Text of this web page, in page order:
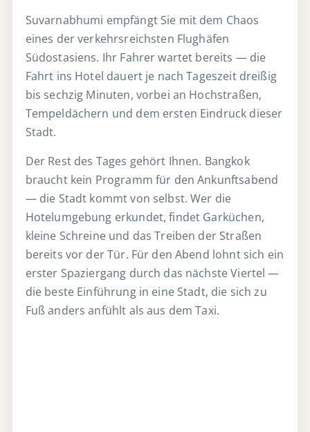
Suvarnabhumi empfängt Sie mit dem Chaos
eines der verkehrsreichsten Flughäfen
Südostasiens. Ihr Fahrer wartet bereits — die
Fahrt ins Hotel dauert je nach Tageszeit dreißig
bis sechzig Minuten, vorbei an Hochstraßen,
Tempeldächern und dem ersten Eindruck dieser
Stadt.
Der Rest des Tages gehört Ihnen. Bangkok
braucht kein Programm für den Ankunftsabend
— die Stadt kommt von selbst. Wer die
Hotelumgebung erkundet, findet Garküchen,
kleine Schreine und das Treiben der Straßen
bereits vor der Tür. Für den Abend lohnt sich ein
erster Spaziergang durch das nächste Viertel —
die beste Einführung in eine Stadt, die sich zu
Fuß anders anfühlt als aus dem Taxi.